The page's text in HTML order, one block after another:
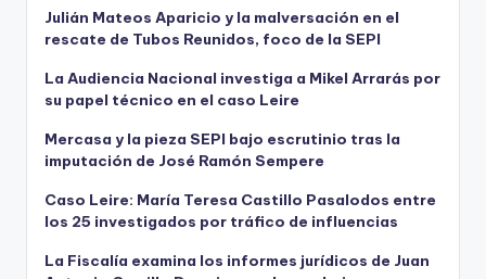
Julián Mateos Aparicio y la malversación en el
rescate de Tubos Reunidos, foco de la SEPI
La Audiencia Nacional investiga a Mikel Arrarás por
su papel técnico en el caso Leire
Mercasa y la pieza SEPI bajo escrutinio tras la
imputación de José Ramón Sempere
Caso Leire: María Teresa Castillo Pasalodos entre
los 25 investigados por tráfico de influencias
La Fiscalía examina los informes jurídicos de Juan